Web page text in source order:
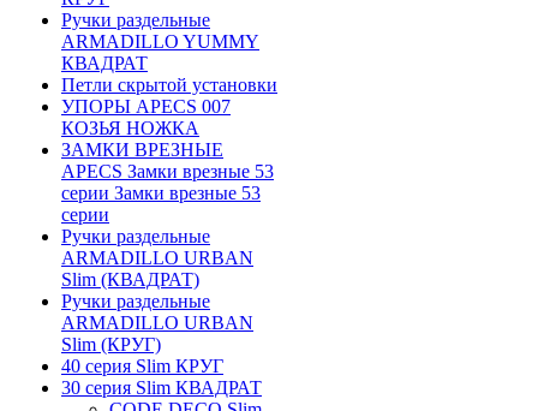
Ручки раздельные
ARMADILLO YUMMY
КВАДРАТ
Петли скрытой установки
УПОРЫ APECS 007
КОЗЬЯ НОЖКА
ЗАМКИ ВРЕЗНЫЕ
APECS Замки врезные 53
серии Замки врезные 53
серии
Ручки раздельные
ARMADILLO URBAN
Slim (КВАДРАТ)
Ручки раздельные
ARMADILLO URBAN
Slim (КРУГ)
40 серия Slim КРУГ
30 серия Slim КВАДРАТ